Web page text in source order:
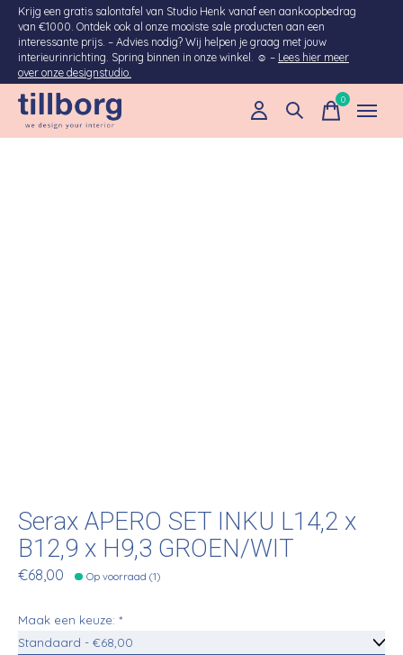
Krijg een gratis salontafel van Studio Henk vanaf een aankoopbedrag
van €1000. Ontdek ook al onze mooiste sale producten aan een
interessante prijs. – Advies nodig? Wij helpen je graag met jouw
interieurinrichting. Spring binnen in onze winkel. ☺ – Lees hier meer
over onze designstudio.
0items
Serax APERO SET INKU L14,2 x
B12,9 x H9,3 GROEN/WIT
€68,00 Op voorraad (1)
Maak een keuze: *